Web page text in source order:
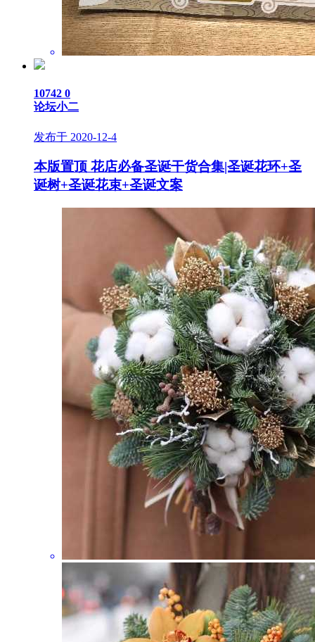
10742 0
论坛小二
发布于 2020-12-4
本版置顶 花店必备圣诞干货合集|圣诞花环+圣
诞树+圣诞花束+圣诞文案